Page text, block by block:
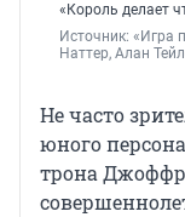
«Король делает
Источник: «Игра
Наттер, Алан
Не часто
юного
трона